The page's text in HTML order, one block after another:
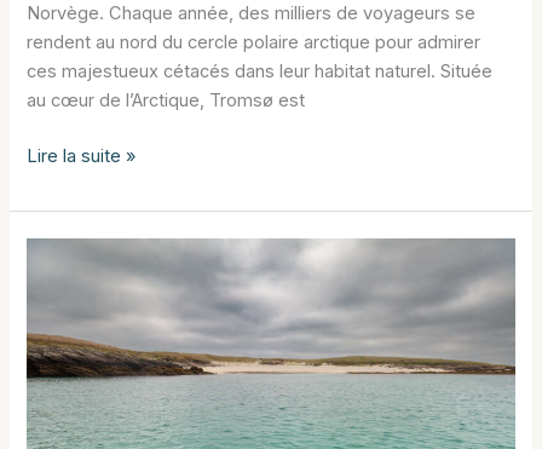
Norvège. Chaque année, des milliers de voyageurs se
rendent au nord du cercle polaire arctique pour admirer
ces majestueux cétacés dans leur habitat naturel. Située
au cœur de l’Arctique, Tromsø est
Observer
orques
et
à
Tromso
Lire la suite »